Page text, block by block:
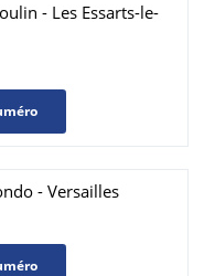
- Les Essarts-le-
- Versailles